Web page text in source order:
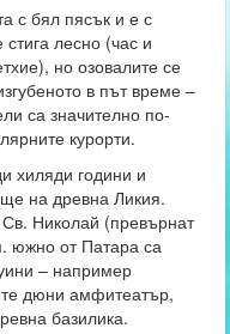
с бял пясък и е с
лесно (час и
но озовалите се
в път време –
са значително по-
курорти.
хиляди години и
на древна Ликия.
Николай (превърнат
южно от Патара са
– например
дюни амфитеатър,
базилика.